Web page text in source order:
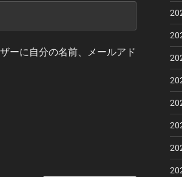
ーに自分の名前、メールアド